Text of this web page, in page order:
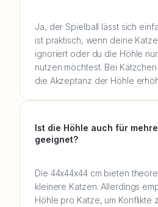
Ja, der Spielball lässt sich
ist praktisch, wenn deine
ignoriert oder du die Höhle
nutzen möchtest. Bei
die Akzeptanz der Höhle
Ist die Höhle auch für
geeignet?
Die 44x44x44 cm bieten
kleinere Katzen. Allerdings
Höhle pro Katze, um Konflikte